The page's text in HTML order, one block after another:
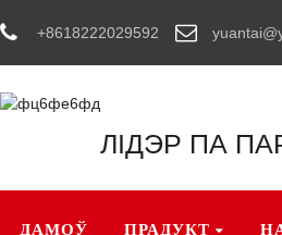
+8618222029592
ЛІДЭР ПА
ДАМОЎ ПРАДУКТ